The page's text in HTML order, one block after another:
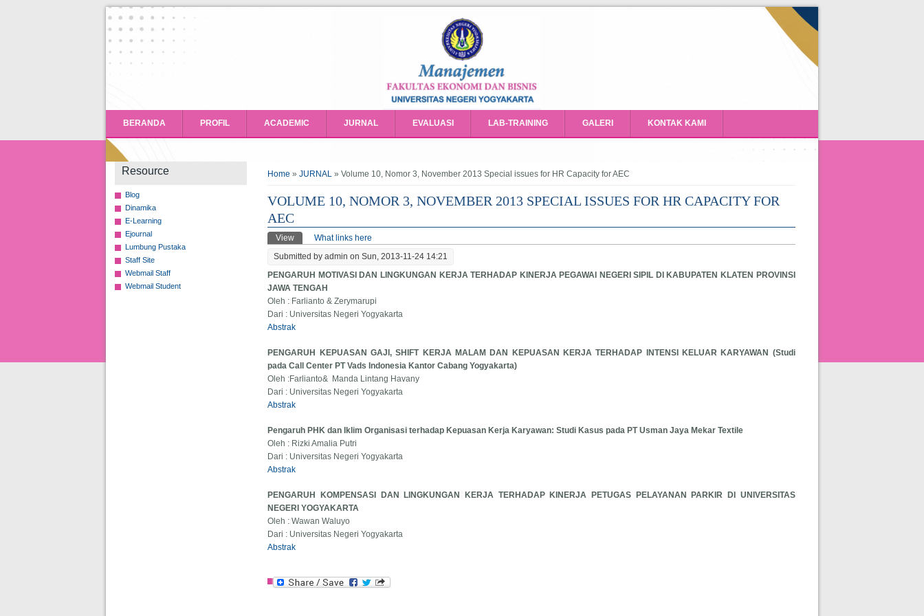
BERANDA PROFIL ACADEMIC JURNAL EVALUASI LAB-TRAINING GALERI KONTAK KAMI
Home »JURNAL » Volume 10, Nomor 3, November 2013 Special issues for HR Capacity for AEC
VOLUME 10, NOMOR 3, NOVEMBER 2013 SPECIAL ISSUES FOR HR CAPACITY FOR
AEC
Primary tabs
View (active tab)
What links here
Submitted byadmin on Sun, 2013-11-24 14:21
PENGARUH MOTIVASI DAN LINGKUNGAN KERJA TERHADAP KINERJA PEGAWAI NEGERI SIPIL DI KABUPATEN KLATEN PROVINSI
JAWA TENGAH
Oleh : Farlianto & Zerymarupi
Dari : Universitas Negeri Yogyakarta
Abstrak
PENGARUH KEPUASAN GAJI, SHIFT KERJA MALAM DAN KEPUASAN KERJA TERHADAP INTENSI KELUAR KARYAWAN (Studi
pada Call Center PT Vads Indonesia Kantor Cabang Yogyakarta)
Oleh :Farlianto& Manda Lintang Havany
Dari : Universitas Negeri Yogyakarta
Abstrak
Pengaruh PHK dan Iklim Organisasi terhadap Kepuasan Kerja Karyawan: Studi Kasus pada PT Usman Jaya Mekar Textile
Oleh : Rizki Amalia Putri
Dari : Universitas Negeri Yogyakarta
Abstrak
PENGARUH KOMPENSASI DAN LINGKUNGAN KERJA TERHADAP KINERJA PETUGAS PELAYANAN PARKIR DI UNIVERSITAS
NEGERI YOGYAKARTA
Oleh : Wawan Waluyo
Dari : Universitas Negeri Yogyakarta
Abstrak
Resource
Blog
Dinamika
E-Learning
Ejournal
Lumbung Pustaka
Staff Site
Webmail Staff
Webmail Student